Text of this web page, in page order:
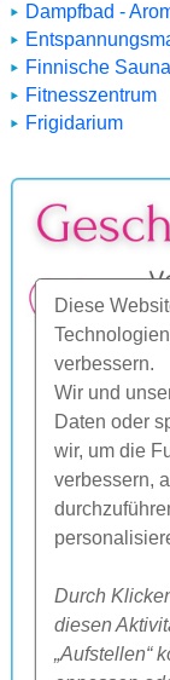
Diese
verbessern.
Wir und
Daten oder
wir, um die
verbessern,
Durch
diesen
„Aufstellen“
Dampfbad -
Finnische Sauna
Fitnesszentrum
Frigidarium